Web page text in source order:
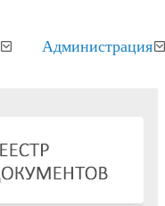
Администрация